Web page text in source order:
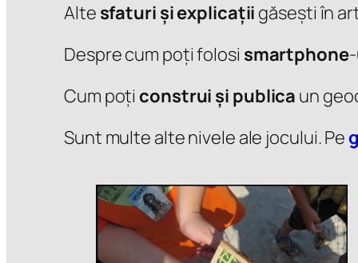
Alte sfaturi și explicații găsești în
Despre cum poți folosi smartphone
Cum poți construi și publica un
Sunt multe alte nivele ale jocului. Pe